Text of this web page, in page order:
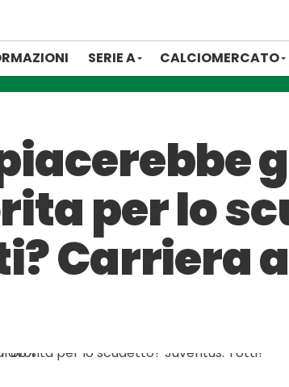
SERIE A CALCIOMERCATO
per lo
Carriera